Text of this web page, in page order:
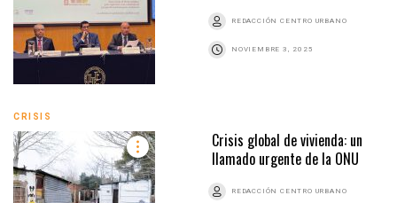
REDACCIÓN CENTRO URBANO
NOVIEMBRE 3, 2025
CRISIS
Crisis global de vivienda: un
llamado urgente de la ONU
REDACCIÓN CENTRO URBANO